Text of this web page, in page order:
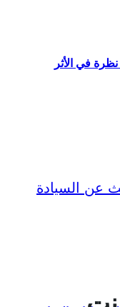
نظرة في الأثر